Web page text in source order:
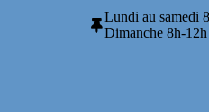
Lundi au samedi
Dimanche 8h-12h